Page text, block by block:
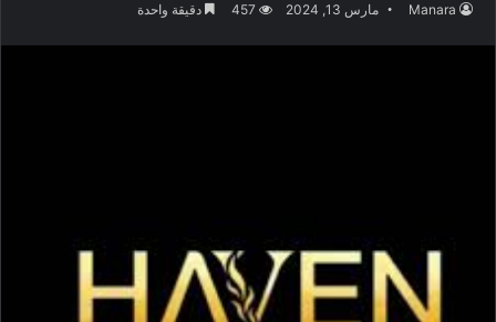
Manara مارس 13, 2024 457 دقيقة واحدة